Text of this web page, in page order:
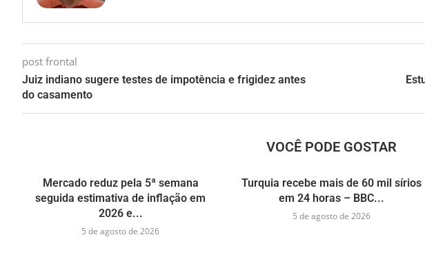
post frontal
Juiz indiano sugere testes de impotência e frigidez antes
do casamento
VOCÊ PODE GOSTAR
Mercado reduz pela 5ª semana
seguida estimativa de inflação em
2026 e...
5 de agosto de 2026
Turquia recebe mais de 60 mil sírios
em 24 horas – BBC...
5 de agosto de 2026